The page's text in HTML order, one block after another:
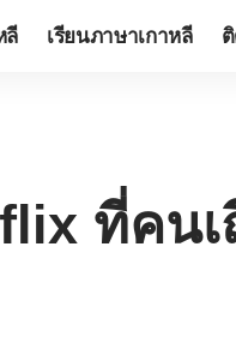
ลี เรียนภาษาเกาหลี
ที่คน